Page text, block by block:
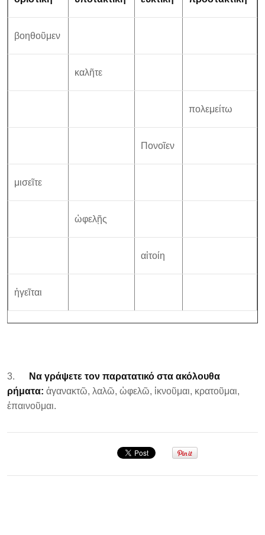
βοηθοῦμεν
καλῆτε
πολεμείτω
Πονοῖεν
μισεῖτε
ὠφελῇς
αἰτοίη
ἡγεῖται
3.
Να γράψετε τον παρατατικό στα ακόλουθα
ρήματα: ἀγανακτῶ, λαλῶ, ὠφελῶ, ἱκνοῦμαι, κρατοῦμαι,
ἐπαινοῦμαι.